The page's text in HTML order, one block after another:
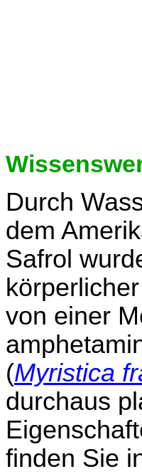
Durch
dem
Safrol
von einer
(Myristica
durchaus
finden Sie